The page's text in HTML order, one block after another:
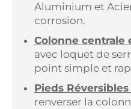
Aluminium et
corrosion.
Colonne centrale
avec loquet de
point simple et
Pieds Réversibles
renverser la